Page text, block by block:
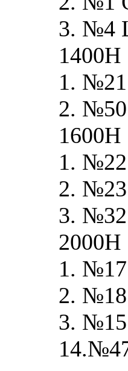
3. №4
1400Н
1. №21
2. №50
1600Н
1. №22
2. №23
3.
2000Н
1. №17
2. №18
3. №15